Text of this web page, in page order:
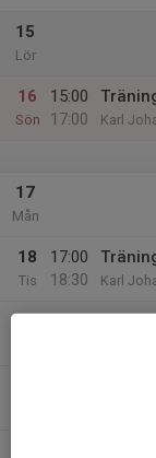
15
Lör
16
Sön
15:00
17:00
Karl
17
Mån
18
Tis
17:00
18:30
Karl